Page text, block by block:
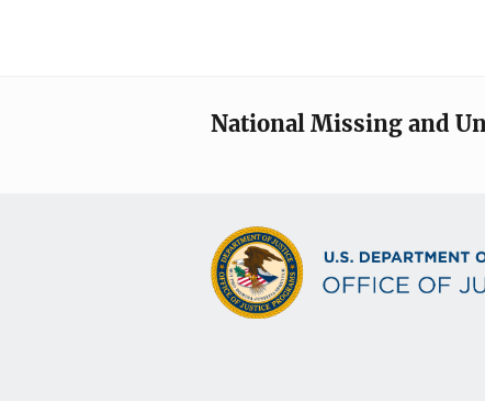
National Missing and